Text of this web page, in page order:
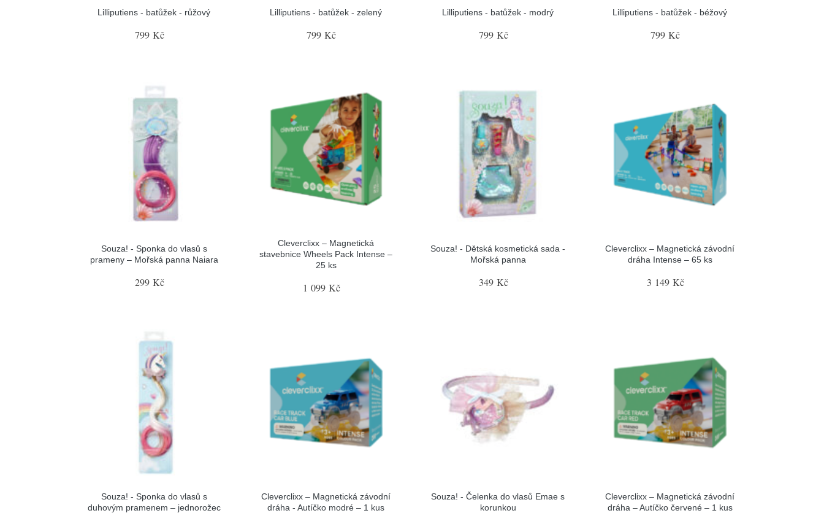
Lilliputiens - batůžek - růžový
799 Kč
Lilliputiens - batůžek - zelený
799 Kč
Lilliputiens - batůžek - modrý
799 Kč
Lilliputiens - batůžek - béžový
799 Kč
Souza! - Sponka do vlasů s
prameny – Mořská panna Naiara
299 Kč
Cleverclixx – Magnetická
stavebnice Wheels Pack Intense –
25 ks
1 099 Kč
Souza! - Dětská kosmetická sada -
Mořská panna
349 Kč
Cleverclixx – Magnetická závodní
dráha Intense – 65 ks
3 149 Kč
Souza! - Sponka do vlasů s
duhovým pramenem – jednorožec
Cleverclixx – Magnetická závodní
dráha - Autíčko modré – 1 kus
Souza! - Čelenka do vlasů Emae s
korunkou
Cleverclixx – Magnetická závodní
dráha – Autíčko červené – 1 kus